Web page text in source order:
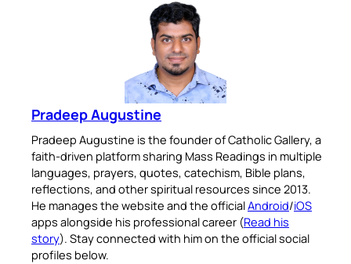
Pradeep Augustine
Pradeep Augustine is the founder of Catholic Gallery, a
faith-driven platform sharing Mass Readings in multiple
languages, prayers, quotes, catechism, Bible plans,
reflections, and other spiritual resources since 2013.
He manages the website and the officialAndroid/iOS
apps alongside his professional career (Read his
story). Stay connected with him on the official social
profiles below.